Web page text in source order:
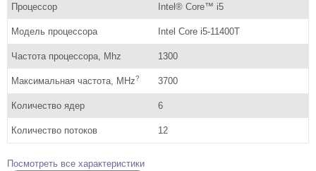
Процессор Intel® Core™ i5
Модель процессора Intel Core i5-11400T
Частота процессора, Mhz 1300
Максимальная частота, MHz? 3700
Количество ядер 6
Количество потоков 12
Посмотреть все характеристики